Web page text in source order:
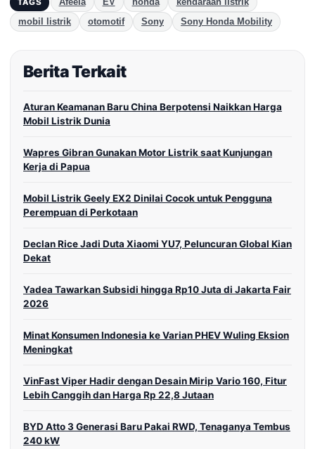
TAGS Afeela EV honda
kendaraan listrik
mobil listrik
otomotif Sony Sony Honda Mobility
Berita Terkait
Aturan Keamanan Baru China Berpotensi Naikkan Harga
Mobil Listrik Dunia
Wapres Gibran Gunakan Motor Listrik saat Kunjungan
Kerja di Papua
Mobil Listrik Geely EX2 Dinilai Cocok untuk Pengguna
Perempuan di Perkotaan
Declan Rice Jadi Duta Xiaomi YU7, Peluncuran Global Kian
Dekat
Yadea Tawarkan Subsidi hingga Rp10 Juta di Jakarta Fair
2026
Minat Konsumen Indonesia ke Varian PHEV Wuling Eksion
Meningkat
VinFast Viper Hadir dengan Desain Mirip Vario 160, Fitur
Lebih Canggih dan Harga Rp 22,8 Jutaan
BYD Atto 3 Generasi Baru Pakai RWD, Tenaganya Tembus
240 kW